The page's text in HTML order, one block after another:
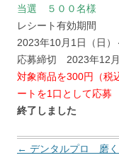
当選 ５００名様
レシート有効期間
2023年10月1日（日）
応募締切 2023年12
対象商品を300円（税
ートを1口として応募
終了しました
投
← デンタルプロ 磨く